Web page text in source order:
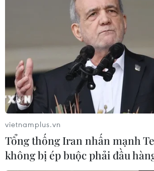
Dalat Ultra trail 2019: Chinh
Lang Biang huyền thoại
Hơn 4.400 vận động viên đã tạo nên
những người yêu chạy bộ tại giải chạy
quốc tế Dalat Ultra Trail 2019 diễn ra ở
Lạt.
vietnamplus.vn
Tổng thống Iran nhấn mạnh
không bị ép buộc phải đầu